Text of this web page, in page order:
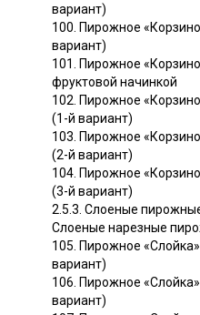
вариант)
100. Пирожное
вариант)
101. Пирожное
фруктовой начинкой
102. Пирожное
(1-й вариант)
103. Пирожное
(2-й вариант)
104. Пирожное
(3-й вариант)
2.5.3. Слоеные
Слоеные нарезные
105. Пирожное
вариант)
106. Пирожное
вариант)